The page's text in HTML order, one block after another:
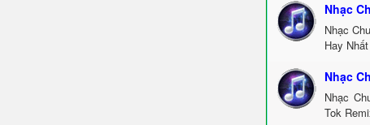
Nhạc
Nhạc
Hay
Nhạc
Nhạc
Tok